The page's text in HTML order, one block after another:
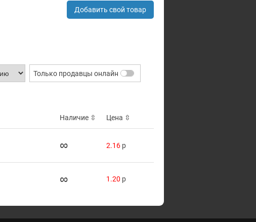
Добавить свой товар
Только продавцы онлайн
Наличие ⇳ Цена ⇳
∞ 2.16 p
∞ 1.20 p